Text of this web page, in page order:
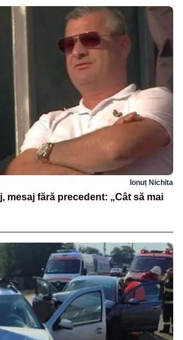
Ionuț Nichita
mesaj fără precedent: „Cât să mai